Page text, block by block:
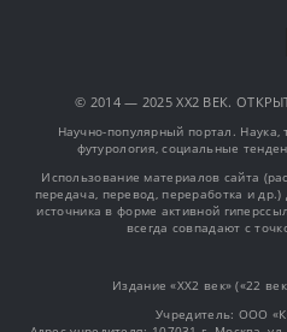
© 2014 — 2025 XX2 ВЕК.
Научно-популярный портал. Наука,
футурология, социальные
Использование материалов сайта
передача, перевод, переработка и др.)
источника в форме активной
всегда совпадают с
Издание «XX2 век» («22
Учредитель: OOO